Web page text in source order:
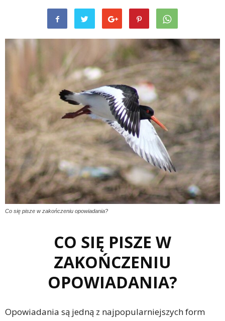
Co się pisze w zakończeniu opowiadania?
CO SIĘ PISZE W
ZAKOŃCZENIU
OPOWIADANIA?
Opowiadania są jedną z najpopularniejszych form